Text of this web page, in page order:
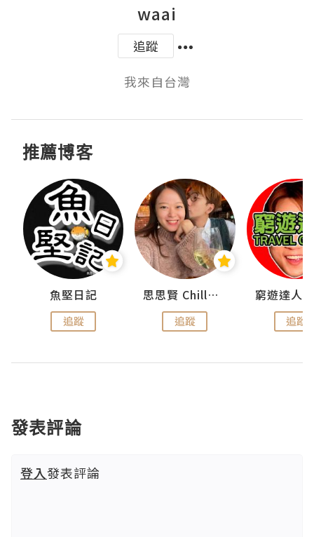
waai
追蹤
我來自台灣
推薦博客
魚堅日記
追蹤
思思賢 ChillMyBabe
追蹤 追蹤
發表評論
登入發表評論